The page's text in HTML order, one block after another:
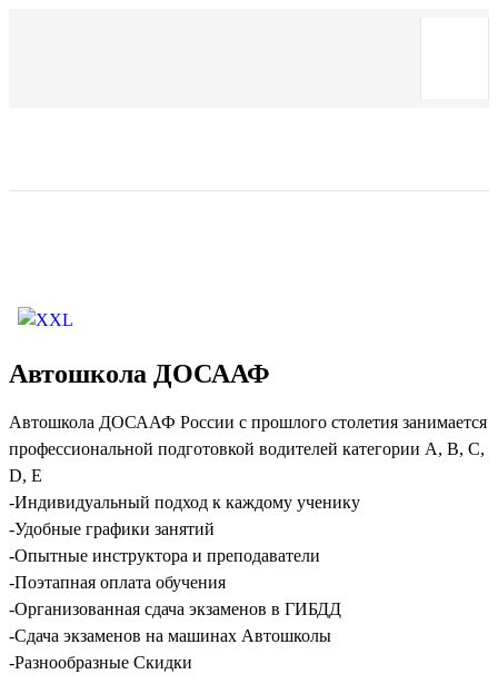
Автошкола ДОСААФ
Автошкола ДОСААФ России с прошлого столетия занимается
профессиональной подготовкой водителей категории А, В, С,
D, E
-Индивидуальный подход к каждому ученику
-Удобные графики занятий
-Опытные инструктора и преподаватели
-Поэтапная оплата обучения
-Организованная сдача экзаменов в ГИБДД
-Сдача экзаменов на машинах Автошколы
-Разнообразные Скидки